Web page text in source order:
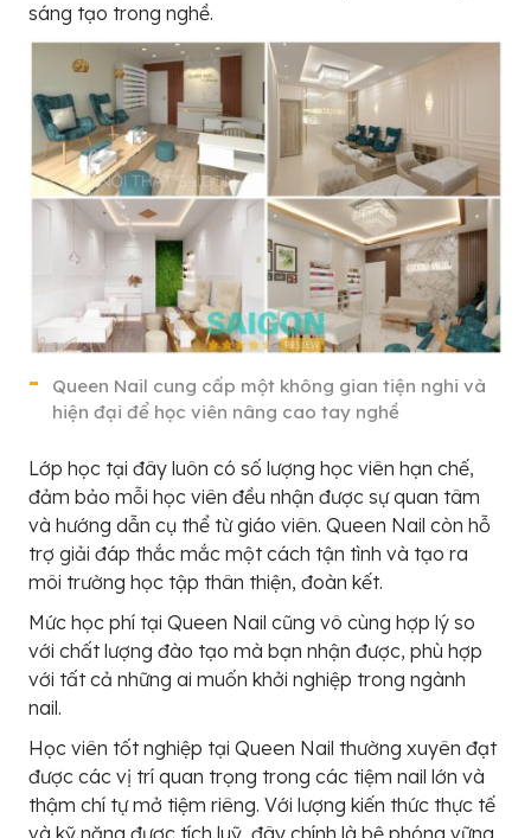
sáng tạo trong nghề.
Queen Nail cung cấp một không gian tiện nghi và
hiện đại để học viên nâng cao tay nghề
Lớp học tại đây luôn có số lượng học viên hạn chế,
đảm bảo mỗi học viên đều nhận được sự quan tâm
và hướng dẫn cụ thể từ giáo viên. Queen Nail còn hỗ
trợ giải đáp thắc mắc một cách tận tình và tạo ra
môi trường học tập thân thiện, đoàn kết.
Mức học phí tại Queen Nail cũng vô cùng hợp lý so
với chất lượng đào tạo mà bạn nhận được, phù hợp
với tất cả những ai muốn khởi nghiệp trong ngành
nail.
Học viên tốt nghiệp tại Queen Nail thường xuyên đạt
được các vị trí quan trọng trong các tiệm nail lớn và
thậm chí tự mở tiệm riêng. Với lượng kiến thức thực tế